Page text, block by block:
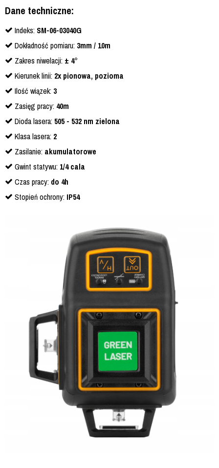
Dane techniczne:
Indeks: SM-06-03040G
Dokładność pomiaru: 3mm / 10m
Zakres niwelacji: ± 4°
Kierunek linii: 2x pionowa, pozioma
Ilość wiązek: 3
Zasięg pracy: 40m
Dioda lasera: 505 - 532 nm zielona
Klasa lasera: 2
Zasilanie: akumulatorowe
Gwint statywu: 1/4 cala
Czas pracy: do 4h
Stopień ochrony: IP54